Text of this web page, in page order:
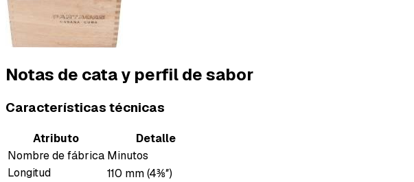
Notas de cata y perfil de sabor
Características técnicas
Atributo
Detalle
Nombre de fábrica Minutos
Longitud
110 mm (4⅜″)